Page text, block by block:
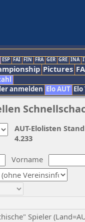
ESP FAI FIN FRA GER GRE INA
Pictures
anmelden Elo AUT
Vorname
Spieler
AUT-Elolisten
4.233